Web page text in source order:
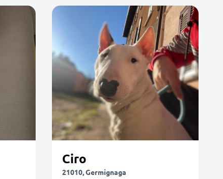
Ciro
21010, Germignaga